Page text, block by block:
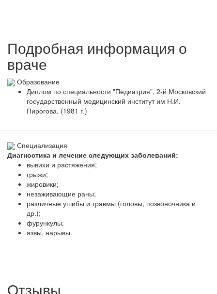
Подробная информация о
враче
Образование
Диплом по специальности "Педиатрия", 2-й Московский
государственный медицинский институт им Н.И.
Пирогова. (1981 г.)
Специализация
Диагностика и лечение следующих заболеваний:
вывихи и растяжения;
грыжи;
жировики;
незаживающие раны;
различные ушибы и травмы (головы, позвоночника и
др.);
фурункулы;
язвы, нарывы.
Отзывы